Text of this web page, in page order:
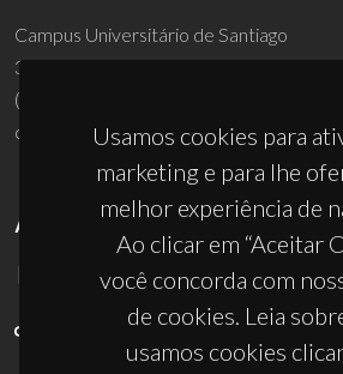
Usamos cookies para
marketing e para lhe
melhor experiência de
Ao clicar em “Aceitar
você concorda com
de cookies. Leia
usamos cookies
Campus Universitário de Santiago
3810-193 Aveiro - Portugal
(+351) 234 370 200
ciceco@ua.pt
APOIOS